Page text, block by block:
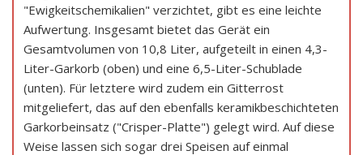
"Ewigkeitschemikalien" verzichtet, gibt es eine leichte
Aufwertung. Insgesamt bietet das Gerät ein
Gesamtvolumen von 10,8 Liter, aufgeteilt in einen 4,3-
Liter-Garkorb (oben) und eine 6,5-Liter-Schublade
(unten). Für letztere wird zudem ein Gitterrost
mitgeliefert, das auf den ebenfalls keramikbeschichteten
Garkorbeinsatz ("Crisper-Platte") gelegt wird. Auf diese
Weise lassen sich sogar drei Speisen auf einmal